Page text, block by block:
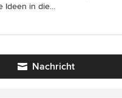
Ideen in die...
Nachricht